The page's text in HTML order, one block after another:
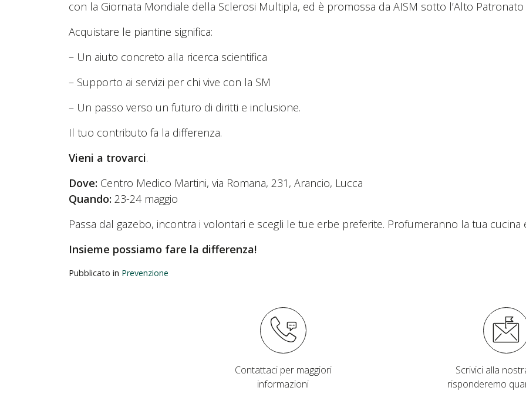
con la Giornata Mondiale della Sclerosi Multipla, ed è promossa da AISM sotto l’Alto
Acquistare le piantine significa:
– Un aiuto concreto alla ricerca scientifica
– Supporto ai servizi per chi vive con la SM
– Un passo verso un futuro di diritti e inclusione.
Il tuo contributo fa la differenza.
Vieni a trovarci.
Dove: Centro Medico Martini, via Romana, 231, Arancio, Lucca
Quando: 23-24 maggio
Passa dal gazebo, incontra i volontari e scegli le tue erbe preferite. Profumeranno la tua
Insieme possiamo fare la differenza!
Pubblicato in Prevenzione
Contattaci per maggiori
informazioni
Scrivici alla
risponderemo